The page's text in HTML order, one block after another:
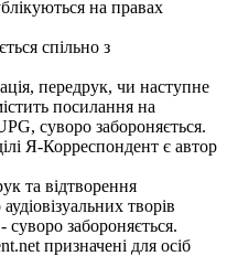
на правах
спільно з
передрук, чи наступне
посилання на
суворо забороняється.
Я-Корреспондент є автор
та відтворення
творів
забороняється.
призначені для осіб